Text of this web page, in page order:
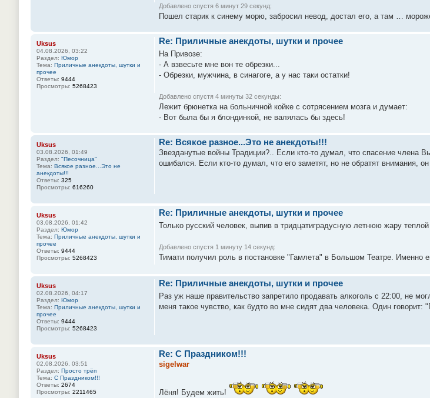
Добавлено спустя 6 минут 29 секунд:
Пошел старик к синему морю, забросил невод, достал его, а там …
Uksus
04.08.2026, 03:22
Раздел: Юмор
Тема: Приличные анекдоты, шутки и
прочее
Ответы: 9444
Просмотры: 5268423
Re: Приличные анекдоты, шутки и прочее
На Привозе:
- А взвесьте мне вон те обрезки...
- Обрезки, мужчина, в синагоге, а у нас таки остатки!
Добавлено спустя 4 минуты 32 секунды:
Лежит брюнетка на больничной койке с сотрясением мозга и думает:
- Вот была бы я блондинкой, не валялась бы здесь!
Uksus
03.08.2026, 01:49
Раздел: "Песочница"
Тема: Всякое разное...Это не
анекдоты!!!
Ответы: 325
Просмотры: 616260
Re: Всякое разное...Это не анекдоты!!!
Звезданутые войны Традиции?.. Если кто-то думал, что спасение
ошибался. Если кто-то думал, что его заметят, но не обратят внимания,
Uksus
03.08.2026, 01:42
Раздел: Юмор
Тема: Приличные анекдоты, шутки и
прочее
Ответы: 9444
Просмотры: 5268423
Re: Приличные анекдоты, шутки и прочее
Только русский человек, выпив в тридцатиградусную летнюю жару
Добавлено спустя 1 минуту 14 секунд:
Тимати получил роль в постановке "Гамлета" в Большом Театре. Именно
Uksus
02.08.2026, 04:17
Раздел: Юмор
Тема: Приличные анекдоты, шутки и
прочее
Ответы: 9444
Просмотры: 5268423
Re: Приличные анекдоты, шутки и прочее
Раз уж наше правительство запретило продавать алкоголь с 22:00, не
меня такое чувство, как будто во мне сидят два человека. Один
Uksus
02.08.2026, 03:51
Раздел: Просто трёп
Тема: С Праздником!!!
Ответы: 2674
Просмотры: 2211465
Re: С Праздником!!!
sigelwar
Лёня! Будем жить!